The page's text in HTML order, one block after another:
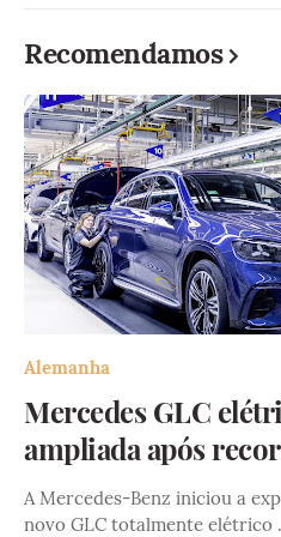
Recomendamos
Alemanha
Mercedes GLC
ampliada após
A Mercedes-Benz iniciou a
novo GLC totalmente elétrico